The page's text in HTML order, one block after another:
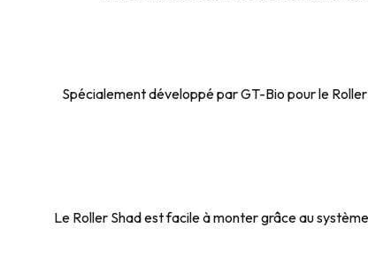
Spécialement développé par GT-Bio pour le
Le Roller Shad est facile à monter grâce au